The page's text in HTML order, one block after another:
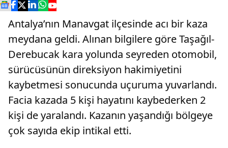
Antalya’nın Manavgat ilçesinde acı bir kaza
meydana geldi. Alınan bilgilere göre Taşağıl-
Derebucak kara yolunda seyreden otomobil,
sürücüsünün direksiyon hakimiyetini
kaybetmesi sonucunda uçuruma yuvarlandı.
Facia kazada 5 kişi hayatını kaybederken 2
kişi de yaralandı. Kazanın yaşandığı bölgeye
çok sayıda ekip intikal etti.